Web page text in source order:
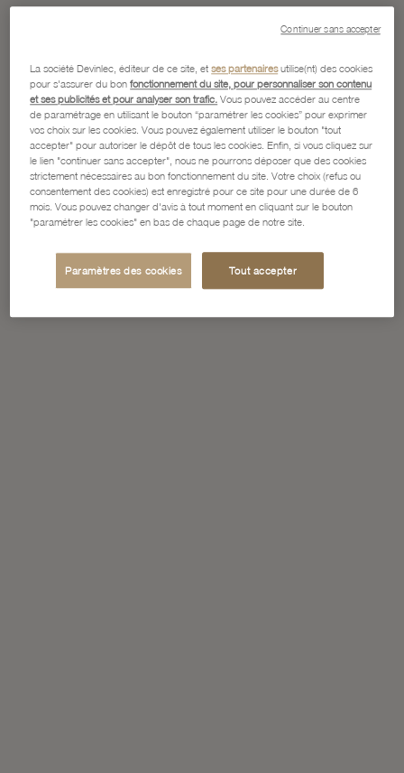
La société Devinlec, éditeur de ce site, etses partenairesutilise(nt) des cookies
pour s'assurer du bonfonctionnement du site, pour personnaliser son contenu
et ses publicités et pour analyser son trafic. Vous pouvez accéder au centre
de paramétrage en utilisant le bouton “paramétrer les cookies” pour exprimer
vos choix sur les cookies. Vous pouvez également utiliser le bouton "tout
accepter" pour autoriser le dépôt de tous les cookies. Enfin, si vous cliquez sur
le lien "continuer sans accepter", nous ne pourrons déposer que des cookies
strictement nécessaires au bon fonctionnement du site. Votre choix (refus ou
consentement des cookies) est enregistré pour ce site pour une durée de 6
mois. Vous pouvez changer d'avis à tout moment en cliquant sur le bouton
"paramétrer les cookies" en bas de chaque page de notre site.
Paramètres des cookies Tout accepter
Continuer sans accepter